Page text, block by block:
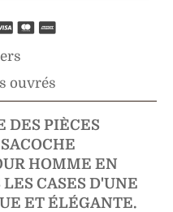
ouvrés
DES PIÈCES
HOMME EN
CASES D'UNE
ET ÉLÉGANTE.